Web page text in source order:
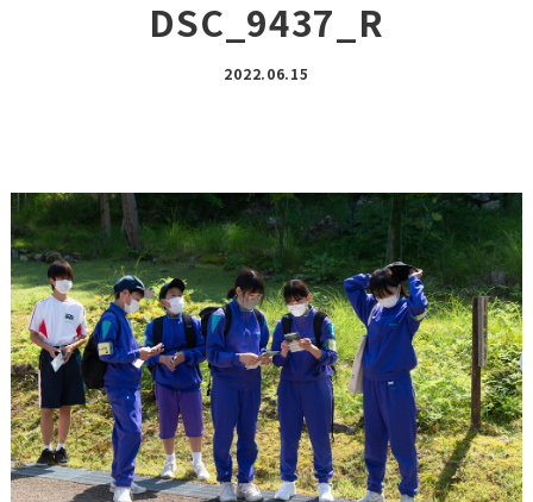
DSC_9437_R
2022.06.15